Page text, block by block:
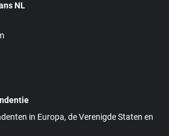
NL
in Europa, de Verenigde Staten en